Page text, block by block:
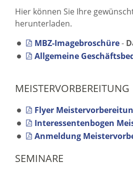
Hier können Sie Ihre
herunterladen.
MBZ-Imagebroschüre-
Allgemeine
MEISTERVORBEREITUNG
Flyer
Interessentenbogen
Anmeldung
SEMINARE